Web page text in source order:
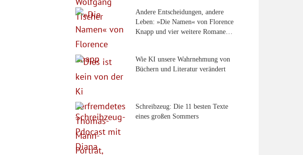
Andere Entscheidungen, andere
Leben: »Die Namen« von Florence
Knapp und vier weitere Romane…
Wie KI unsere Wahrnehmung von
Büchern und Literatur verändert
Schreibzeug: Die 11 besten Texte
eines großen Sommers